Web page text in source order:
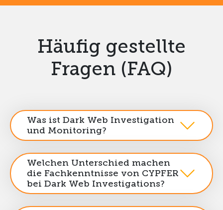
Häufig gestellte
Fragen (FAQ)
Was ist Dark Web Investigation
und Monitoring?
Welchen Unterschied machen
die Fachkenntnisse von CYPFER
bei Dark Web Investigations?